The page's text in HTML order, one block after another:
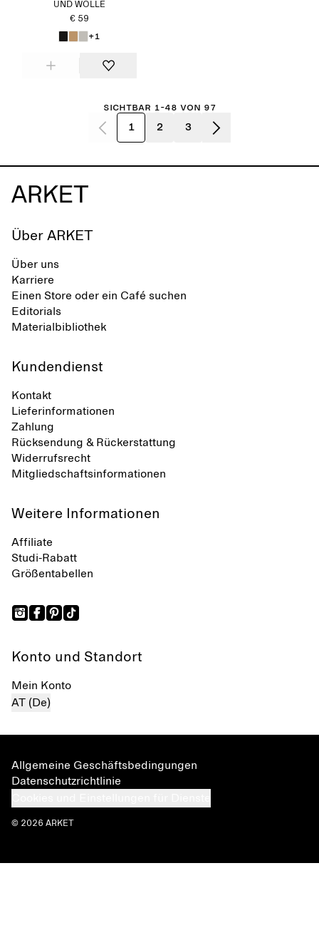
UND WOLLE
€ 59
+1
Sichtbar 1-48 von 97
1 2 3
Über ARKET
Über uns
Karriere
Einen Store oder ein Café suchen
Editorials
Materialbibliothek
Kundendienst
Kontakt
Lieferinformationen
Zahlung
Rücksendung & Rückerstattung
Widerrufsrecht
Mitgliedschaftsinformationen
Weitere Informationen
Affiliate
Studi-Rabatt
Größentabellen
Konto und Standort
Mein Konto
AT (De)
Allgemeine Geschäftsbedingungen
Datenschutzrichtlinie
© 2026 ARKET